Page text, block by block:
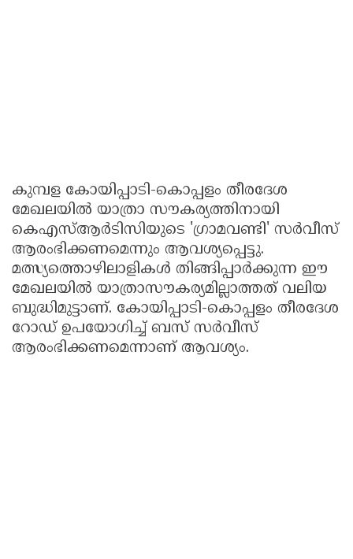
കുമ്പള കോയിപ്പാടി-കൊപ്പളം തീരദേശ
മേഖലയിൽ യാത്രാ സൗകര്യത്തിനായി
കെഎസ്ആർടിസിയുടെ 'ഗ്രാമവണ്ടി' സർവീസ്
ആരംഭിക്കണമെന്നും ആവശ്യപ്പെട്ടു.
മത്സ്യത്തൊഴിലാളികൾ തിങ്ങിപ്പാർക്കുന്ന ഈ
മേഖലയിൽ യാത്രാസൗകര്യമില്ലാത്തത് വലിയ
ബുദ്ധിമുട്ടാണ്. കോയിപ്പാടി-കൊപ്പളം തീരദേശ
റോഡ് ഉപയോഗിച്ച് ബസ് സർവീസ്
ആരംഭിക്കണമെന്നാണ് ആവശ്യം.